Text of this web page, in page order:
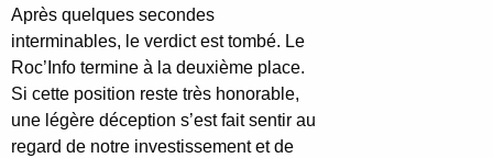
Après quelques secondes
interminables, le verdict est tombé. Le
Roc’Info termine à la deuxième place.
Si cette position reste très honorable,
une légère déception s’est fait sentir au
regard de notre investissement et de